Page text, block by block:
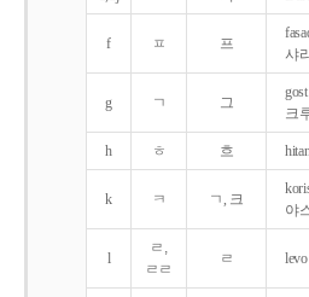
f ㅍ 프
샤
g ㄱ 그
크
h ㅎ 흐
k ㅋ ㄱ, 크
야
l
ㄹ,
ㄹㄹ
ㄹ